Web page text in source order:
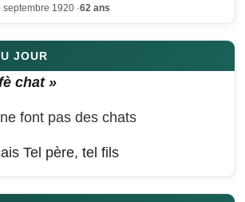
1920 ·62 ans
JOUR
chat »
font pas des chats
Tel père, tel fils